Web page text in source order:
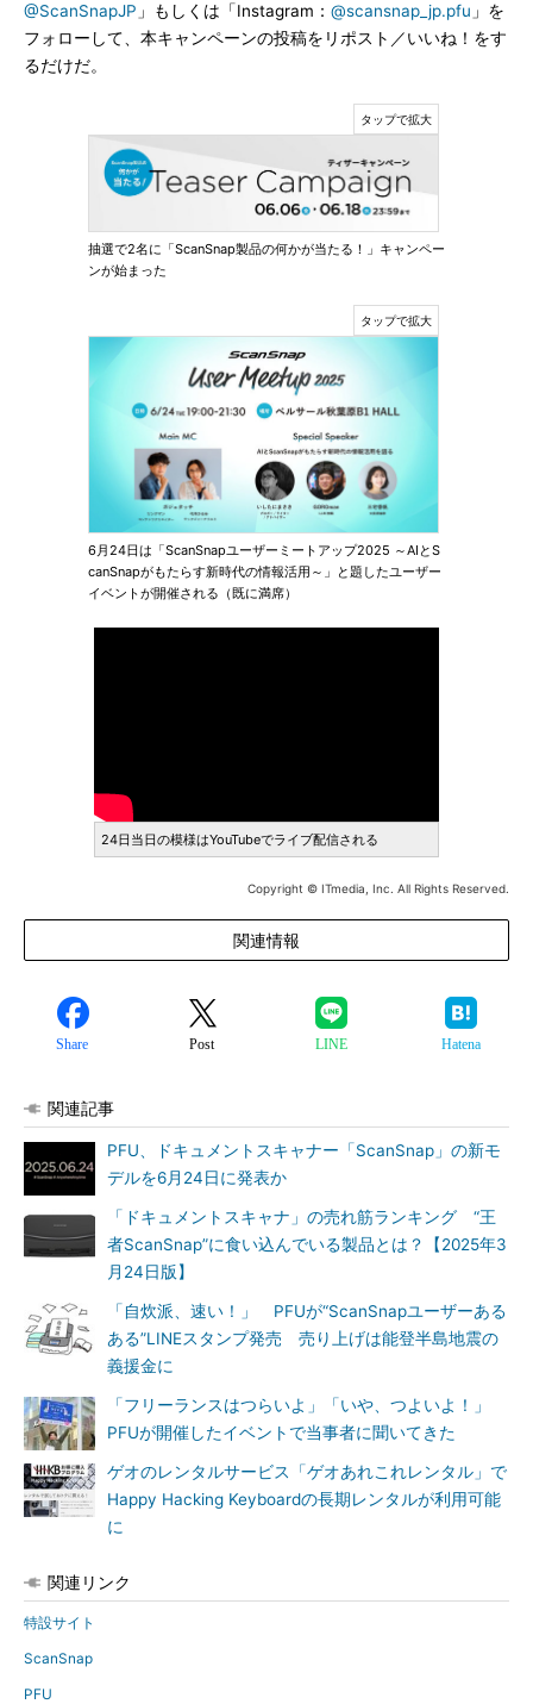
@ScanSnapJP 」もしくは「Instagram： @scansnap_jp.pfu 」を
フォローして、本キャンペーンの投稿をリポスト／いいね！をす
るだけだ。
抽選で2名に「ScanSnap製品の何かが当たる！」キャンペー
ンが始まった
6月24日は「ScanSnapユーザーミートアップ2025 ～AIとS
canSnapがもたらす新時代の情報活用～」と題したユーザー
イベントが開催される（既に満席）
24日当日の模様はYouTubeでライブ配信される
Copyright © ITmedia, Inc. All Rights Reserved.
関連情報
Share Post LINE Hatena
関連記事
PFU、ドキュメントスキャナー「ScanSnap」の新モ
デルを6月24日に発表か
「ドキュメントスキャナ」の売れ筋ランキング “王
者ScanSnap”に食い込んでいる製品とは？【2025年3
月24日版】
「自炊派、速い！」 PFUが“ScanSnapユーザーある
ある”LINEスタンプ発売 売り上げは能登半島地震の
義援金に
「フリーランスはつらいよ」「いや、つよいよ！」
PFUが開催したイベントで当事者に聞いてきた
ゲオのレンタルサービス「ゲオあれこれレンタル」で
Happy Hacking Keyboardの長期レンタルが利用可能
に
関連リンク
特設サイト
ScanSnap
PFU